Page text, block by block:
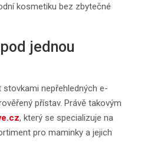
kosmetiku bez zbytečné
jednou
nepřehledných e-
přístav. Právě takovým
, který se specializuje na
pro maminky a jejich